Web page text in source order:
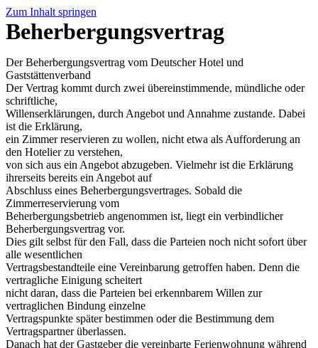
Zum Inhalt springen
Beherbergungsvertrag
Der Beherbergungsvertrag vom Deutscher Hotel und
Gaststättenverband
Der Vertrag kommt durch zwei übereinstimmende, mündliche oder
schriftliche,
Willenserklärungen, durch Angebot und Annahme zustande. Dabei
ist die Erklärung,
ein Zimmer reservieren zu wollen, nicht etwa als Aufforderung an
den Hotelier zu verstehen,
von sich aus ein Angebot abzugeben. Vielmehr ist die Erklärung
ihrerseits bereits ein Angebot auf
Abschluss eines Beherbergungsvertrages. Sobald die
Zimmerreservierung vom
Beherbergungsbetrieb angenommen ist, liegt ein verbindlicher
Beherbergungsvertrag vor.
Dies gilt selbst für den Fall, dass die Parteien noch nicht sofort über
alle wesentlichen
Vertragsbestandteile eine Vereinbarung getroffen haben. Denn die
vertragliche Einigung scheitert
nicht daran, dass die Parteien bei erkennbarem Willen zur
vertraglichen Bindung einzelne
Vertragspunkte später bestimmen oder die Bestimmung dem
Vertragspartner überlassen.
Danach hat der Gastgeber die vereinbarte Ferienwohnung während